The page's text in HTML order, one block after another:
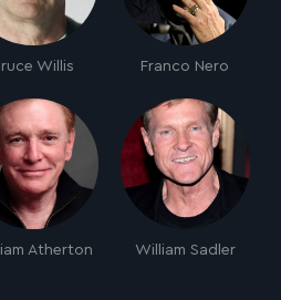
Willis Franco Nero
Atherton William Sadler